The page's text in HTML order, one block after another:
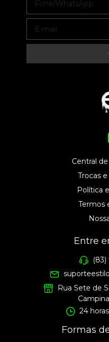
Central
Trocas
Política
Termos
Entre
(83)
Rua Sete de
24
Formas